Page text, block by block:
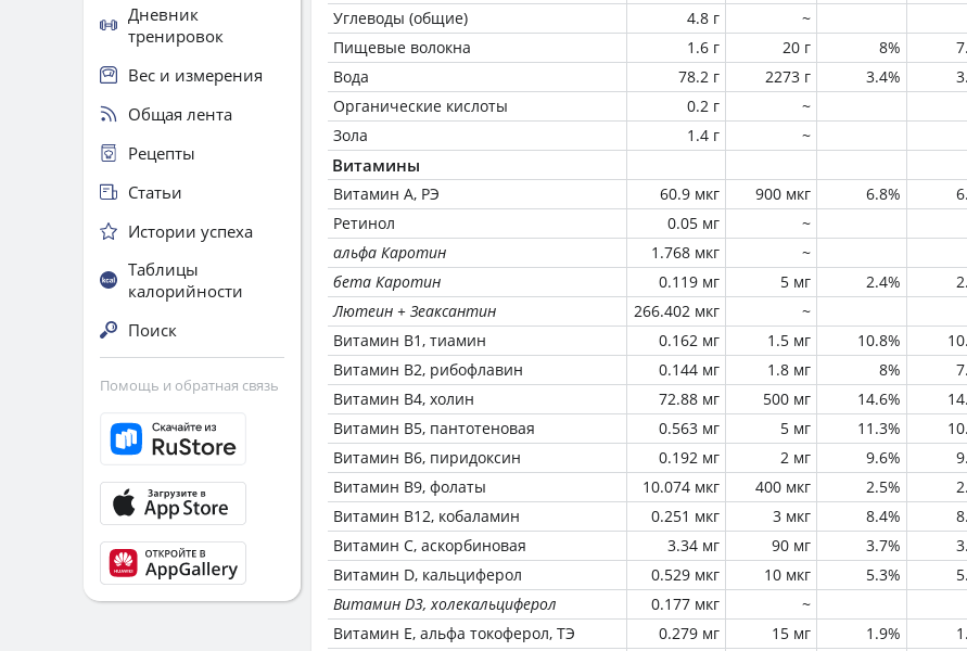
Углеводы (общие)
4.8 г
~
Пищевые волокна
1.6 г 20 г 8%
Вода
78.2 г 2273 г 3.4%
Органические кислоты
0.2 г
~
Зола
1.4 г ~
Витамины
Витамин А, РЭ 60.9 мкг 900 мкг 6.8%
Ретинол
0.05 мг
~
альфа Каротин
1.768 мкг
~
бета Каротин
0.119 мг 5 мг 2.4%
Лютеин + Зеаксантин
266.402 мкг
~
Витамин В1, тиамин
0.162 мг 1.5 мг 10.8%
Витамин В2, рибофлавин
0.144 мг 1.8 мг 8%
Витамин В4, холин
72.88 мг 500 мг 14.6%
Витамин В5, пантотеновая
0.563 мг 5 мг 11.3%
Витамин В6, пиридоксин
0.192 мг 2 мг 9.6%
Витамин В9, фолаты
10.074 мкг 400 мкг 2.5%
Витамин В12, кобаламин
0.251 мкг 3 мкг 8.4%
Витамин C, аскорбиновая
3.34 мг 90 мг 3.7%
Витамин D, кальциферол
0.529 мкг 10 мкг 5.3%
Витамин D3, холекальциферол
0.177 мкг
~
Витамин Е, альфа токоферол, ТЭ
0.279 мг 15 мг 1.9%
Дневник
тренировок
Вес и измерения
Общая лента
Рецепты
Статьи
Истории успеха
Таблицы
калорийности
Поиск
Помощь и обратная связь